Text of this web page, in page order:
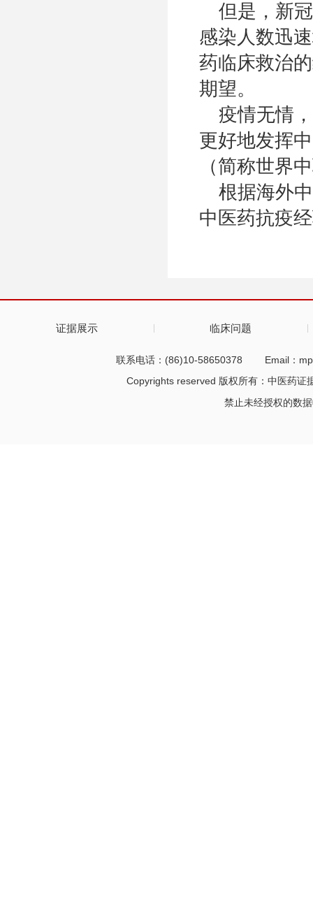
但是，新
感染人数迅
药临床救治
期望。
疫情无情
更好地发挥
（简称世界
根据海外
中医药抗疫
证据展示 临床问题
联系电话：(86)10-58650378
Email：
Copyrights reserved 版权所有：中医药证
禁止未经授权的数